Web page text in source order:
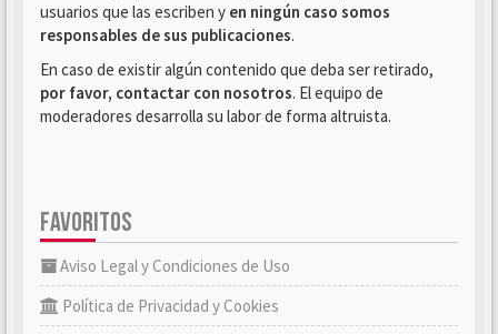
usuarios que las escriben y en ningún caso somos
responsables de sus publicaciones.
En caso de existir algún contenido que deba ser retirado,
por favor, contactar con nosotros. El equipo de
moderadores desarrolla su labor de forma altruista.
FAVORITOS
Aviso Legal y Condiciones de Uso
Política de Privacidad y Cookies